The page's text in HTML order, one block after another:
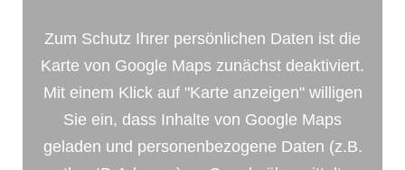
Zum Schutz Ihrer persönlichen Daten ist die
Karte von Google Maps zunächst deaktiviert.
Mit einem Klick auf "Karte anzeigen" willigen
Sie ein, dass Inhalte von Google Maps
geladen und personenbezogene Daten (z.B.